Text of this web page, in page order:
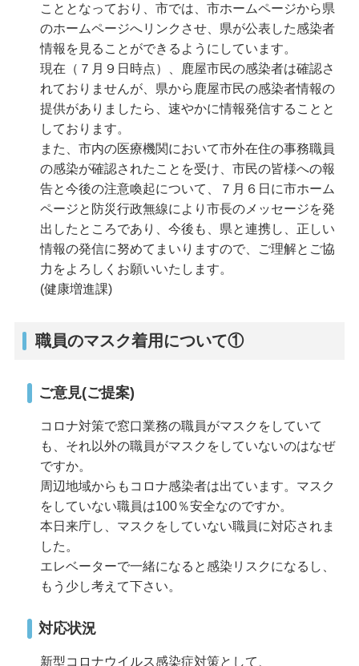
こととなっており、市では、市ホームページから県
のホームページへリンクさせ、県が公表した感染者
情報を見ることができるようにしています。
現在（７月９日時点）、鹿屋市民の感染者は確認さ
れておりませんが、県から鹿屋市民の感染者情報の
提供がありましたら、速やかに情報発信することと
しております。
また、市内の医療機関において市外在住の事務職員
の感染が確認されたことを受け、市民の皆様への報
告と今後の注意喚起について、７月６日に市ホーム
ページと防災行政無線により市長のメッセージを発
出したところであり、今後も、県と連携し、正しい
情報の発信に努めてまいりますので、ご理解とご協
力をよろしくお願いいたします。
(健康増進課)
職員のマスク着用について①
ご意見(ご提案)
コロナ対策で窓口業務の職員がマスクをしていて
も、それ以外の職員がマスクをしていないのはなぜ
ですか。
周辺地域からもコロナ感染者は出ています。マスク
をしていない職員は100％安全なのですか。
本日来庁し、マスクをしていない職員に対応されま
した。
エレベーターで一緒になると感染リスクになるし、
もう少し考えて下さい。
対応状況
新型コロナウイルス感染症対策として、